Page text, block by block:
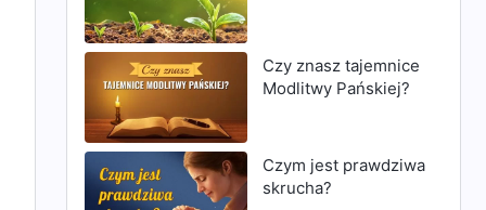
Czy znasz tajemnice
Modlitwy Pańskiej?
Czym jest prawdziwa
skrucha?